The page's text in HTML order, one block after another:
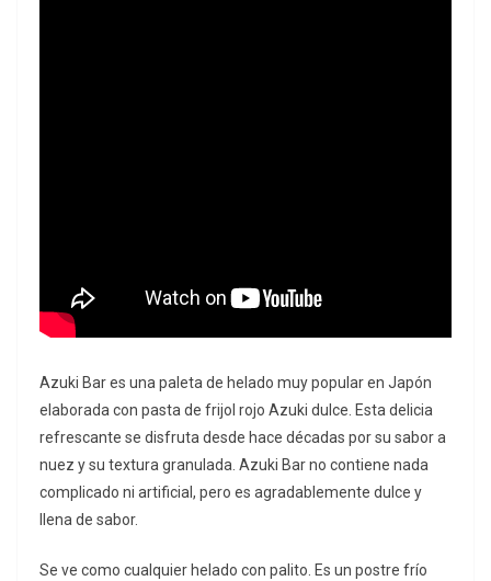
Azuki Bar es una paleta de helado muy popular en Japón
elaborada con pasta de frijol rojo Azuki dulce. Esta delicia
refrescante se disfruta desde hace décadas por su sabor a
nuez y su textura granulada. Azuki Bar no contiene nada
complicado ni artificial, pero es agradablemente dulce y
llena de sabor.
Se ve como cualquier helado con palito. Es un postre frío